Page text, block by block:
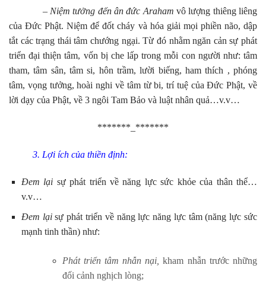
– Niệm tưởng đến ân đức Araham vô lượng thiêng liêng
của Đức Phật. Niệm để đốt cháy và hóa giải mọi phiền não, dập
tắt các trạng thái tâm chướng ngại. Từ đó nhằm ngăn cản sự phát
triển đại thiện tâm, vốn bị che lấp trong mỗi con người như: tâm
tham, tâm sân, tâm si, hôn trầm, lười biếng, ham thích , phóng
tâm, vọng tưởng, hoài nghi về tâm từ bi, trí tuệ của Đức Phật, về
lời dạy của Phật, về 3 ngôi Tam Bảo và luật nhân quả…v.v…
*******_*******
3. Lợi ích của thiền định:
Đem lại sự phát triển về năng lực sức khỏe của thân thể…
v.v…
Đem lạisự phát triển về năng lực năng lực tâm (năng lực sức
mạnh tinh thần) như:
Phát triển tâm nhẫn nại, kham nhẫn trước những
đối cảnh nghịch lòng;